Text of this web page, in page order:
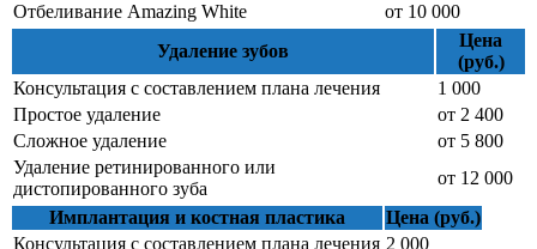
Отбеливание Amazing White
от 10 000
Удаление зубов
Цена
(руб.)
Консультация с составлением плана лечения
1 000
Простое удаление
от 2 400
Сложное удаление
от 5 800
Удаление ретинированного или
дистопированного зуба
от 12 000
Имплантация и костная пластика
Цена (руб.)
Консультация с составлением плана лечения 2 000